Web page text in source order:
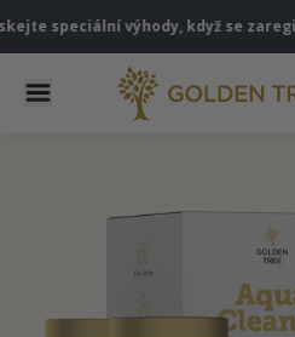
výhody, když se